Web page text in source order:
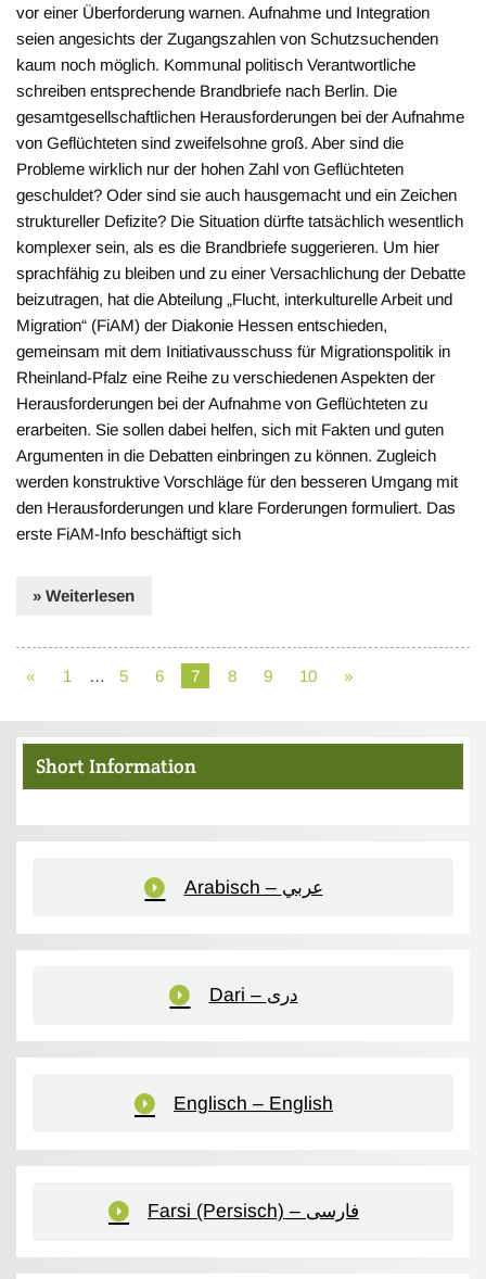
vor einer Überforderung warnen. Aufnahme und Integration
seien angesichts der Zugangszahlen von Schutzsuchenden
kaum noch möglich. Kommunal politisch Verantwortliche
schreiben entsprechende Brandbriefe nach Berlin. Die
gesamtgesellschaftlichen Herausforderungen bei der Aufnahme
von Geflüchteten sind zweifelsohne groß. Aber sind die
Probleme wirklich nur der hohen Zahl von Geflüchteten
geschuldet? Oder sind sie auch hausgemacht und ein Zeichen
struktureller Defizite? Die Situation dürfte tatsächlich wesentlich
komplexer sein, als es die Brandbriefe suggerieren. Um hier
sprachfähig zu bleiben und zu einer Versachlichung der Debatte
beizutragen, hat die Abteilung „Flucht, interkulturelle Arbeit und
Migration“ (FiAM) der Diakonie Hessen entschieden,
gemeinsam mit dem Initiativausschuss für Migrationspolitik in
Rheinland-Pfalz eine Reihe zu verschiedenen Aspekten der
Herausforderungen bei der Aufnahme von Geflüchteten zu
erarbeiten. Sie sollen dabei helfen, sich mit Fakten und guten
Argumenten in die Debatten einbringen zu können. Zugleich
werden konstruktive Vorschläge für den besseren Umgang mit
den Herausforderungen und klare Forderungen formuliert. Das
erste FiAM-Info beschäftigt sich
» Weiterlesen
« 1 … 5 6 7 8 9 10 »
Short Information
Arabisch – عربي
Dari – دری
Englisch – English
Farsi (Persisch) – فارسی